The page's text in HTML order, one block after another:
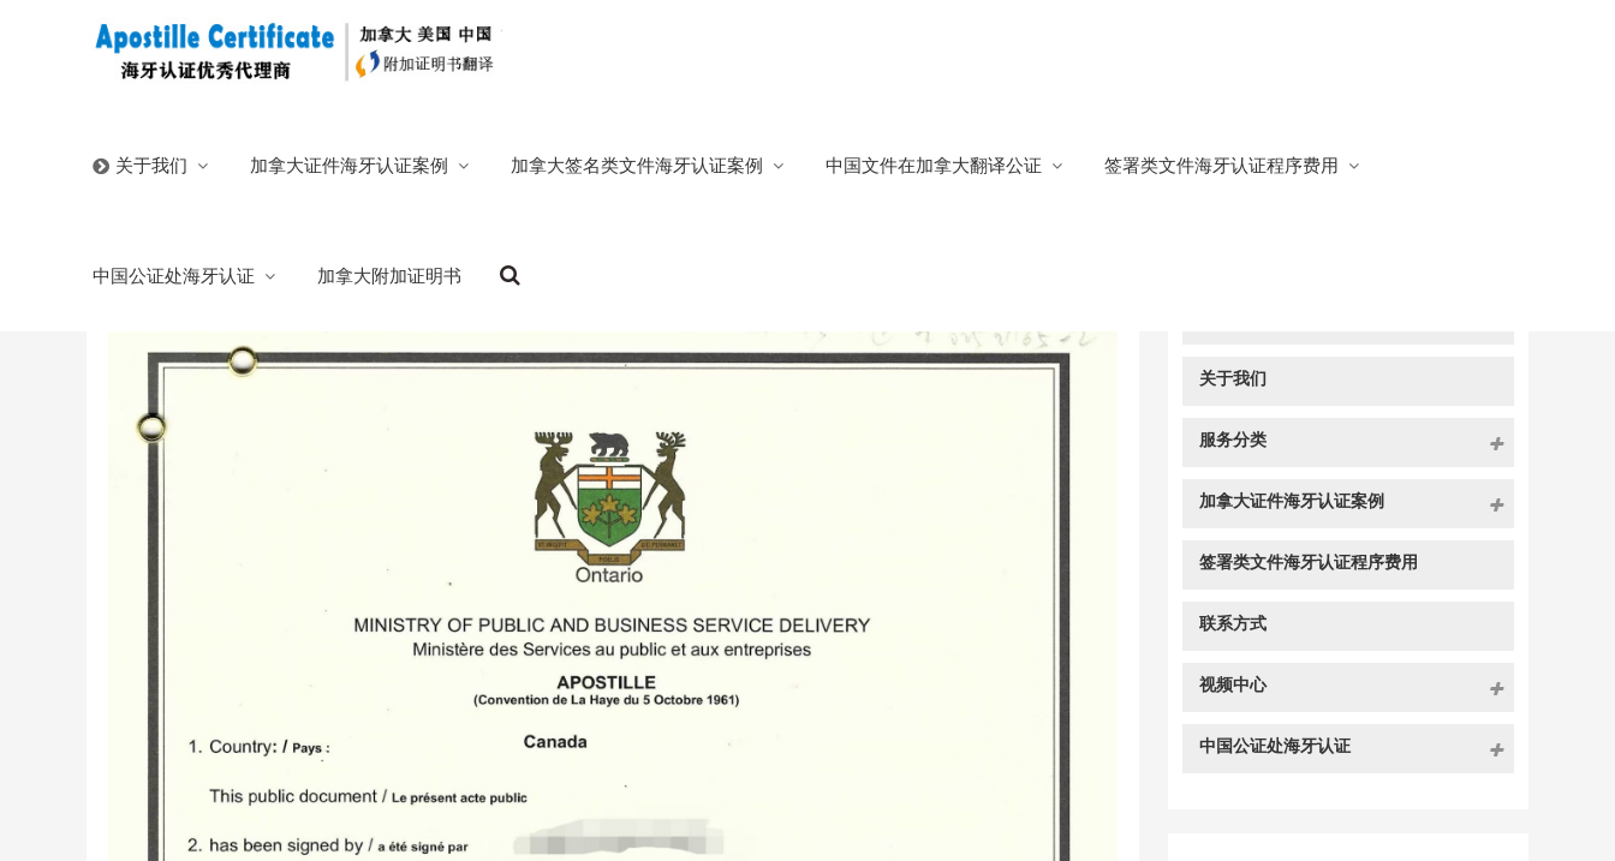
关于我们 加拿大证件海牙认证案例 加拿大签名类文件海牙认证案例 中国文件在加拿大翻译公证 签署类文件海牙认证程序费用
中国公证处海牙认证 加拿大附加证明书
2025/02/23 分类: 官方博客 733
关于我们
服务分类
加拿大证件海牙认证案例
签署类文件海牙认证程序费用
联系方式
视频中心
中国公证处海牙认证